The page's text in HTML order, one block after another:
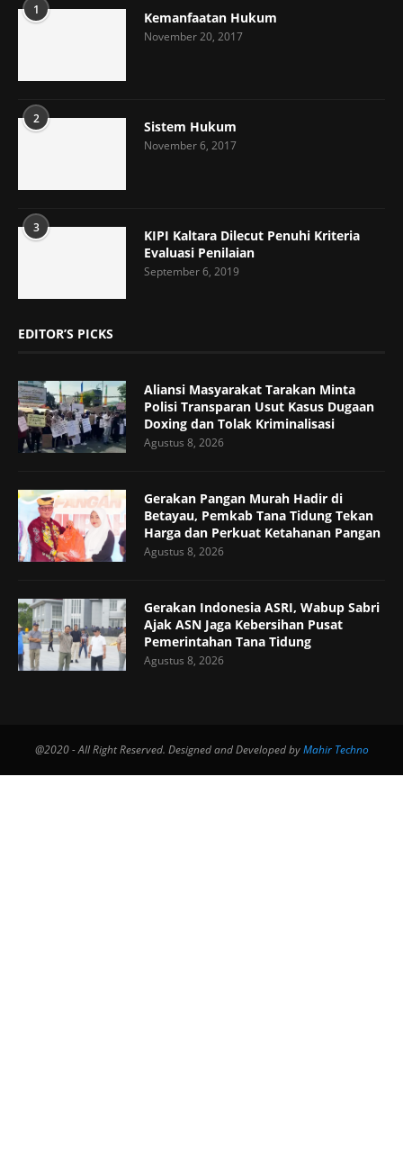
1 Kemanfaatan Hukum
November 20, 2017
2 Sistem Hukum
November 6, 2017
3
KIPI Kaltara Dilecut Penuhi Kriteria
Evaluasi Penilaian
September 6, 2019
EDITOR’S PICKS
Aliansi Masyarakat Tarakan Minta
Polisi Transparan Usut Kasus Dugaan
Doxing dan Tolak Kriminalisasi
Agustus 8, 2026
Gerakan Pangan Murah Hadir di
Betayau, Pemkab Tana Tidung Tekan
Harga dan Perkuat Ketahanan Pangan
Agustus 8, 2026
Gerakan Indonesia ASRI, Wabup Sabri
Ajak ASN Jaga Kebersihan Pusat
Pemerintahan Tana Tidung
Agustus 8, 2026
@2020 - All Right Reserved. Designed and Developed byMahir Techno